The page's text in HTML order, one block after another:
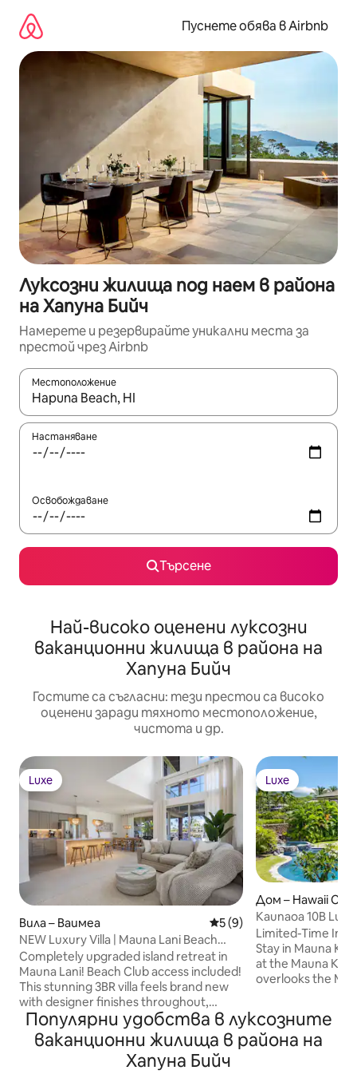
съдържанието
Пуснете обява в Airbnb
Луксозни жилища под наем в района
на Хапуна Бийч
Намерете и резервирайте уникални места за
престой чрез Airbnb
Местоположение
Когато резултатите се покажат, използвайте
Настаняване
Освобождаване
Търсене
Най-високо оценени луксозни
ваканционни жилища в района на
Хапуна Бийч
Гостите са съгласни: тези престои са високо
оценени заради тяхното местоположение,
чистота и др.
Luxe
Luxe
Вила – Ваимеа Средна оценка: 5 от 5,
5 (9)
NEW Luxury Villa | Mauna Lani Beach
Club | Sunset
Completely upgraded island retreat in
Mauna Lani! Beach Club access included!
This stunning 3BR villa feels brand new
with designer finishes throughout,
elevated decor, luxurious furnishings,
and bright open spaces with soaring
ceilings. Enjoy multiple oversized lanais
for morning coffee or sunset cocktails, a
Luxe
Luxe
Дом – Hawaii
Kaunaoa 10B
Ocean Villa
Limited-Time
Stay in Mauna Kea Located in
at the Mauna Kea
overlooks the
bath home sleeps
+ 2 children
Популярни удобства в луксозните
ваканционни жилища в района на
Хапуна Бийч